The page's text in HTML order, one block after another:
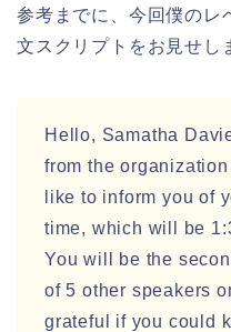
参考までに、今回僕のレ
文スクリプトをお見せし
Hello, Samatha
from the
like to inform you of
time, which will be
You will be the
of 5 other speakers
grateful if you could